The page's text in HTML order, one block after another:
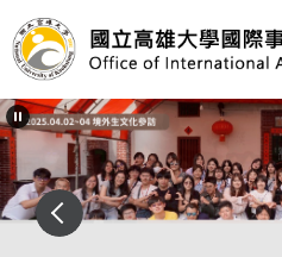
跳
到
主
要
內
容
區